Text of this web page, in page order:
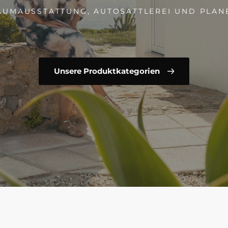
AUTOSATTLEREI UND
Unsere Produktkategorien